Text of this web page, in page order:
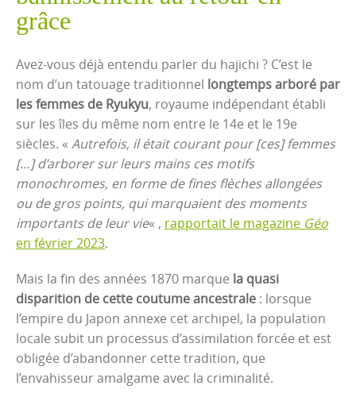
grâce
Avez-vous déjà entendu parler du hajichi ? C’est le
nom d’un tatouage traditionnel longtemps arboré par
les femmes de Ryukyu, royaume indépendant établi
sur les îles du même nom entre le 14e et le 19e
siècles. « Autrefois, il était courant pour [ces] femmes
[…] d’arborer sur leurs mains ces motifs
monochromes, en forme de fines flèches allongées
ou de gros points, qui marquaient des moments
importants de leur vie« , rapportait le magazine Géo
en février 2023.
Mais la fin des années 1870 marque la quasi
disparition de cette coutume ancestrale : lorsque
l’empire du Japon annexe cet archipel, la population
locale subit un processus d’assimilation forcée et est
obligée d’abandonner cette tradition, que
l’envahisseur amalgame avec la criminalité.